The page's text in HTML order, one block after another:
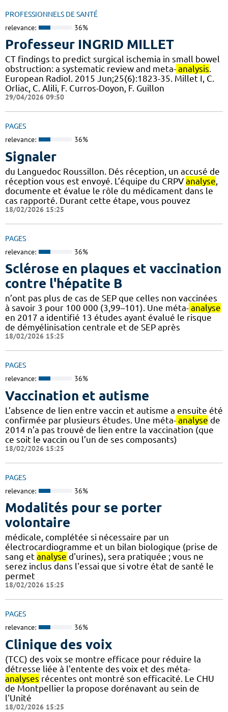
PROFESSIONNELS DE SANTÉ
relevance: 36%
Professeur INGRID MILLET
CT findings to predict surgical ischemia in small bowel
obstruction: a systematic review and meta- analysis.
European Radiol. 2015 Jun;25(6):1823-35. Millet I, C.
Orliac, C. Alili, F. Curros-Doyon, F. Guillon
29/04/2026 09:50
PAGES
relevance: 36%
Signaler
du Languedoc Roussillon. Dés réception, un accusé de
réception vous est envoyé. L’équipe du CRPV analyse,
documente et évalue le rôle du médicament dans le
cas rapporté. Durant cette étape, vous pouvez
18/02/2026 15:25
PAGES
relevance: 36%
Sclérose en plaques et vaccination
contre l'hépatite B
n’ont pas plus de cas de SEP que celles non vaccinées
à savoir 3 pour 100 000 (3,99–101). Une méta- analyse
en 2017 a identifié 13 études ayant évalué le risque
de démyélinisation centrale et de SEP après
18/02/2026 15:25
PAGES
relevance: 36%
Vaccination et autisme
L’absence de lien entre vaccin et autisme a ensuite été
confirmée par plusieurs études. Une méta- analyse de
2014 n’a pas trouvé de lien entre la vaccination (que
ce soit le vaccin ou l’un de ses composants)
18/02/2026 15:25
PAGES
relevance: 36%
Modalités pour se porter
volontaire
médicale, complétée si nécessaire par un
électrocardiogramme et un bilan biologique (prise de
sang et analyse d'urines), sera pratiquée ; vous ne
serez inclus dans l'essai que si votre état de santé le
permet
18/02/2026 15:25
PAGES
relevance: 36%
Clinique des voix
(TCC) des voix se montre efficace pour réduire la
détresse liée à l'entente des voix et des méta-
analyses récentes ont montré son efficacité. Le CHU
de Montpellier la propose dorénavant au sein de
l'Unité
18/02/2026 15:25